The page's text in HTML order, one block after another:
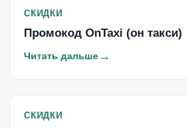
СКИДКИ
Промокод OnTaxi (он такси)
Читать дальше→
СКИДКИ